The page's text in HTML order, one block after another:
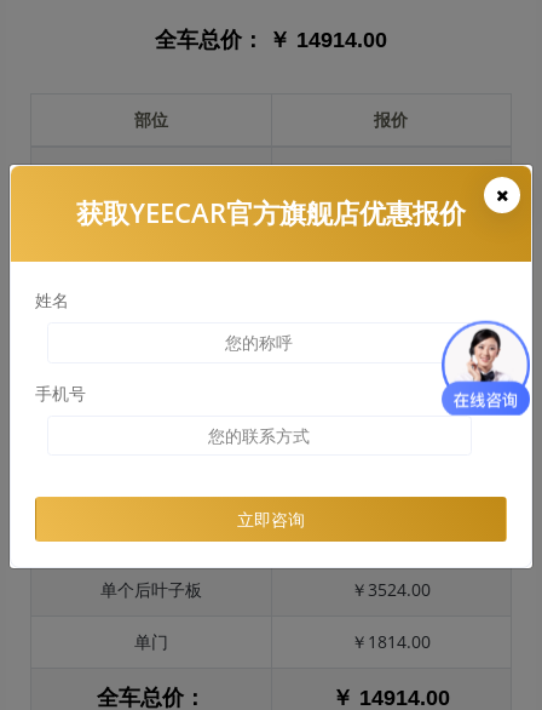
全车总价： ￥ 14914.00
部位 报价
前保险杠 ￥3071.00
引擎盖 ￥3428.00
车顶 ￥1749.00
单个后叶子板 ￥3524.00
单门 ￥1814.00
全车总价： ￥ 14914.00
获取YEECAR官方旗舰店优惠报价
姓名
手机号
立即咨询